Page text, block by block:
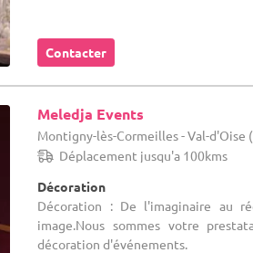
Contacter
Meledja Events
Montigny-lès-Cormeilles - Val-d'Oise
Déplacement jusqu'a 100kms
Décoration
Décoration : De l'imaginaire au
image.Nous sommes votre
décoration d'événements.